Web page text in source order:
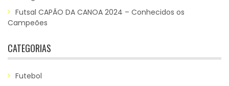
Futsal CAPÃO DA CANOA 2024 – Conhecidos os
Campeões
CATEGORIAS
Futebol